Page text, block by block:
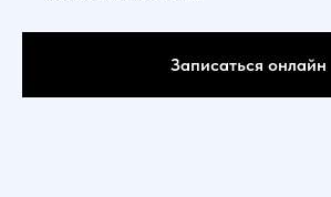
Записаться онлайн